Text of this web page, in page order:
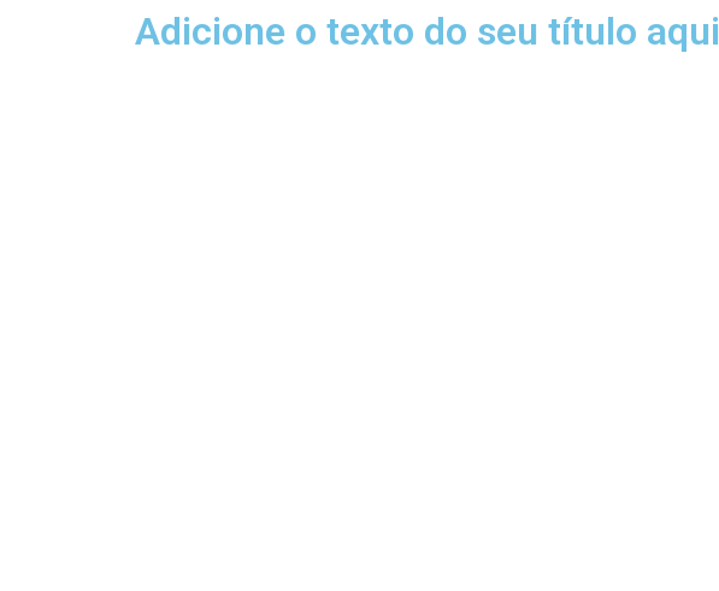
Adicione o texto do seu título aqui